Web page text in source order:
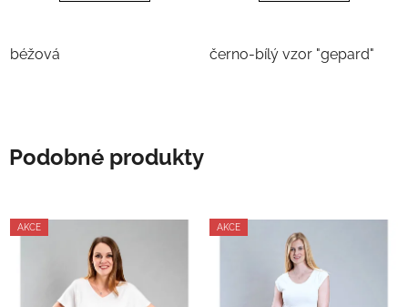
béžová černo-bílý vzor "gepard"
Podobné produkty
AKCE AKCE